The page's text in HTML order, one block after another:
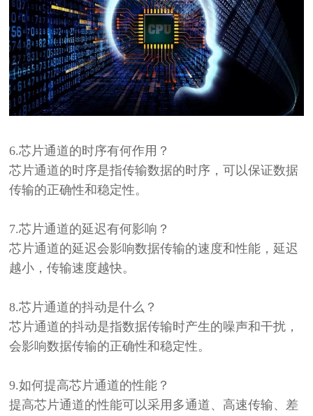
6.芯片通道的时序有何作用？
芯片通道的时序是指传输数据的时序，可以保证数据
传输的正确性和稳定性。
7.芯片通道的延迟有何影响？
芯片通道的延迟会影响数据传输的速度和性能，延迟
越小，传输速度越快。
8.芯片通道的抖动是什么？
芯片通道的抖动是指数据传输时产生的噪声和干扰，
会影响数据传输的正确性和稳定性。
9.如何提高芯片通道的性能？
提高芯片通道的性能可以采用多通道、高速传输、差